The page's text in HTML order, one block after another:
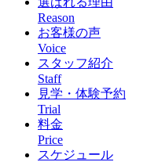
Reason
お客様の声
Voice
スタッフ紹介
Staff
見学・体験予約
Trial
料金
Price
スケジュール